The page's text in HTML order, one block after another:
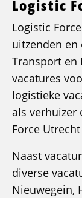
Logistic
Logistic
uitzenden
Transport en
vacatures
logistieke
als
Force
Naast
diverse
Nieuwegein,